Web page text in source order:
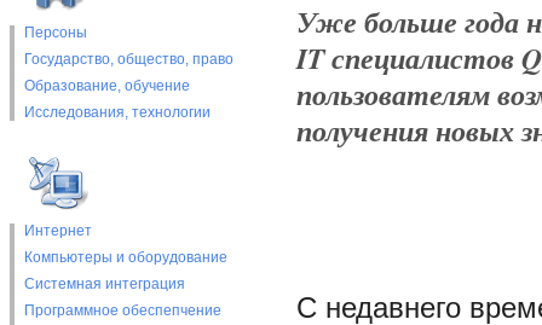
Персоны
Государство, общество, право
Образование, обучение
Исследования, технологии
Интернет
Компьютеры и оборудование
Системная интеграция
Программное обеспепчение
Уже больше года
IT специалистов
пользователям
получения новых
С недавнего